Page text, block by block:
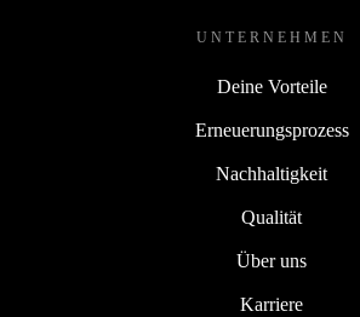
UNTERNEHMEN
Deine Vorteile
Erneuerungsprozess
Nachhaltigkeit
Qualität
Über uns
Karriere